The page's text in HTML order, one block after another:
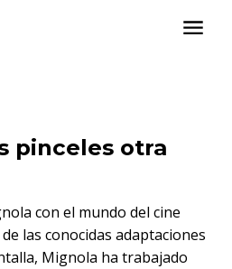
pinceles otra
con el mundo del cine
las conocidas adaptaciones
Mignola ha trabajado